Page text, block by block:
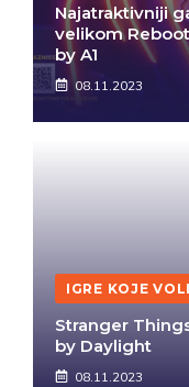
Najatraktivniji
velikom
by A1
08.11.2023
IGRE KOJE
Stranger
by Daylight
08.11.2023